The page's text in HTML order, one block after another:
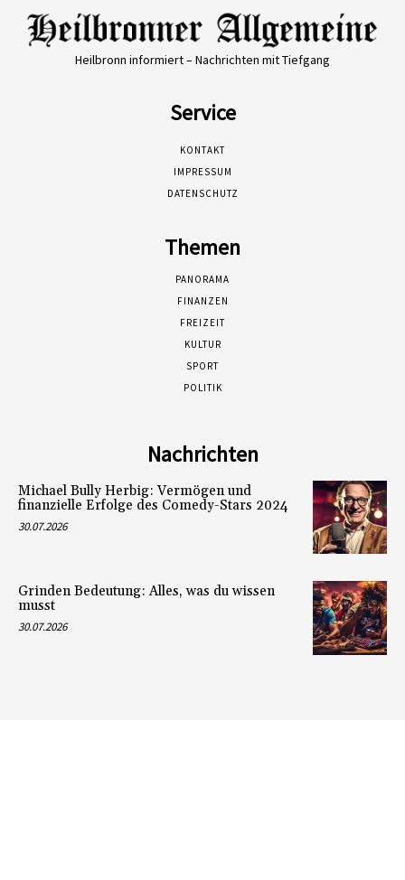
Heilbronn informiert – Nachrichten mit Tiefgang
Service
KONTAKT
IMPRESSUM
DATENSCHUTZ
Themen
PANORAMA
FINANZEN
FREIZEIT
KULTUR
SPORT
POLITIK
Nachrichten
Michael Bully Herbig: Vermögen und
finanzielle Erfolge des Comedy-Stars 2024
30.07.2026
Grinden Bedeutung: Alles, was du wissen
musst
30.07.2026